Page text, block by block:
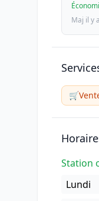
Maj il y
🛒
Station
Lundi